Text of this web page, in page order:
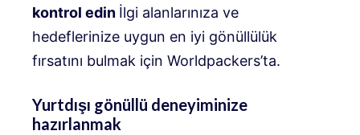
kontrol edin İlgi alanlarınıza ve
hedeflerinize uygun en iyi gönüllülük
fırsatını bulmak için Worldpackers’ta.
Yurtdışı gönüllü deneyiminize
hazırlanmak